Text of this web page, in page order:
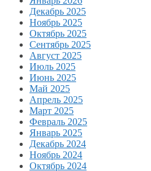
Декабрь 2025
Ноябрь 2025
Октябрь 2025
Сентябрь 2025
Август 2025
Июль 2025
Июнь 2025
Май 2025
Апрель 2025
Март 2025
Февраль 2025
Январь 2025
Декабрь 2024
Ноябрь 2024
Октябрь 2024